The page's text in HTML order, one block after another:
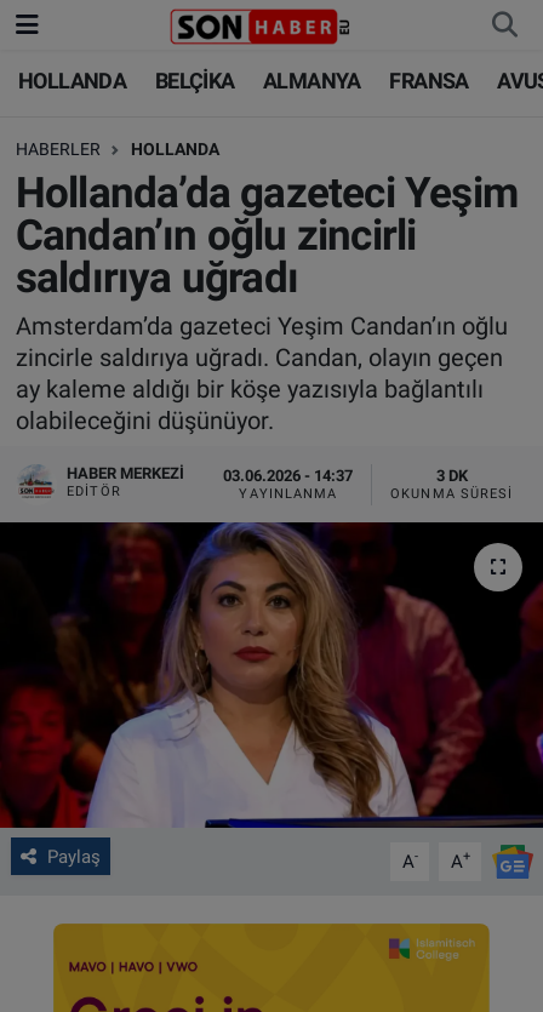
HOLLANDA BELÇİKA ALMANYA FRANSA
HABERLER HOLLANDA
Hollanda’da gazeteci Yeşim
Candan’ın oğlu zincirli
saldırıya uğradı
Amsterdam’da gazeteci Yeşim Candan’ın oğlu
zincirle saldırıya uğradı. Candan, olayın geçen
ay kaleme aldığı bir köşe yazısıyla bağlantılı
olabileceğini düşünüyor.
HABER MERKEZI
EDITÖR
03.06.2026 - 14:37
YAYINLANMA
3 DK
OKUNMA SÜRESI
Paylaş A- A+
HOLLANDA
BELÇİKA
ALMANYA
FRANSA
AVUSTURYA
SAĞLIK - YAŞAM
BİLİM-TEKNOLOJİ
HOLLANDA
BELÇİKA
ALMANYA
TÜRKİYE
DÜNYA
BİLİM-TEKNOLOJİ
SAĞLIK
FOTO GALERİ
VIDEO GALERİ
ALGEMENE VOORWAARDEN
CONTACT
Çerez Politikası
Nöbetçi Eczaneler
Hava Durumu
Trafik Durumu
Süper Lig Puan Durumu ve Fikstür
Tüm Manşetler
Son Dakika Haberleri
Haber Arşivi